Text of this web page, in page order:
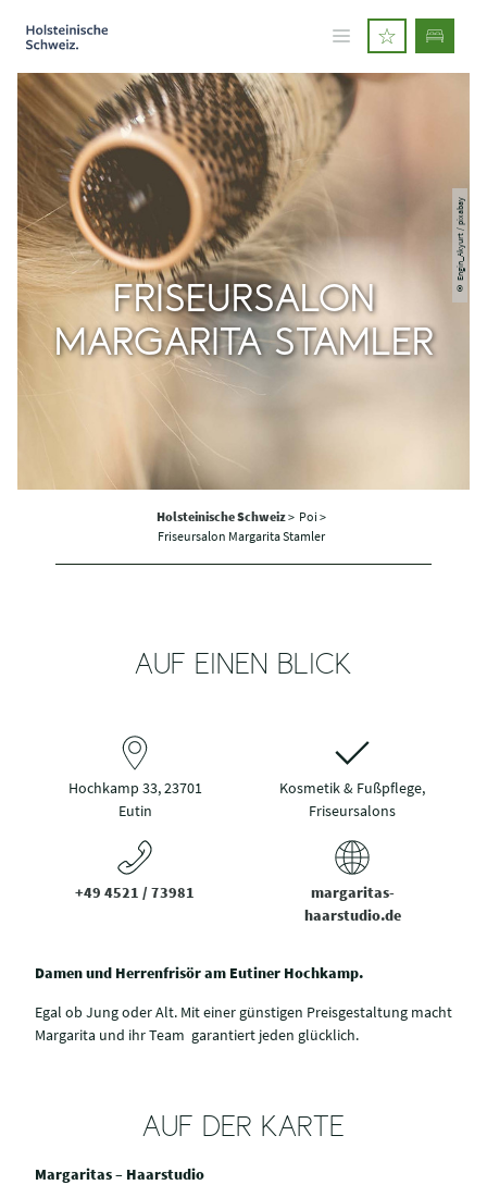
© Engin_Akyurt / pixabay
FRISEURSALON
MARGARITA STAMLER
Holsteinische Schweiz> Poi >
Friseursalon Margarita Stamler
AUF EINEN BLICK
Hochkamp 33, 23701
Eutin
Kosmetik & Fußpflege,
Friseursalons
+49 4521 / 73981
margaritas-
haarstudio.de
Damen und Herrenfrisör am Eutiner Hochkamp.
Egal ob Jung oder Alt. Mit einer günstigen Preisgestaltung macht
Margarita und ihr Team garantiert jeden glücklich.
AUF DER KARTE
Margaritas – Haarstudio